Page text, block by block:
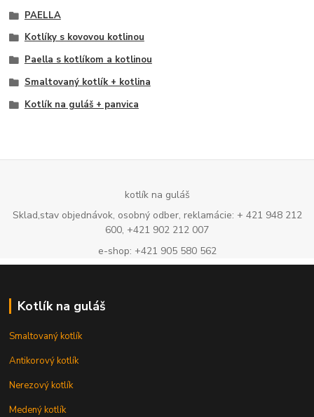
PAELLA
Kotlíky s kovovou kotlinou
Paella s kotlíkom a kotlinou
Smaltovaný kotlík + kotlina
Kotlík na guláš + panvica
kotlík na guláš
Sklad,stav objednávok, osobný odber, reklamácie: + 421 948 212
600, +421 902 212 007
e-shop: +421 905 580 562
Kotlík na guláš
Smaltovaný kotlík
Antikorový kotlík
Nerezový kotlík
Medený kotlík